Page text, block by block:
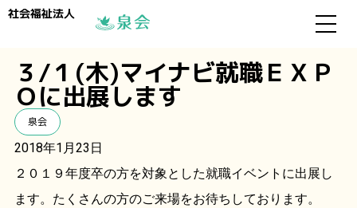
社会福祉法人
３/１(木)マイナビ就職ＥＸＰ
Ｏに出展します
泉会
2018年1月23日
２０１９年度卒の方を対象とした就職イベントに出展し
ます。たくさんの方のご来場をお待ちしております。